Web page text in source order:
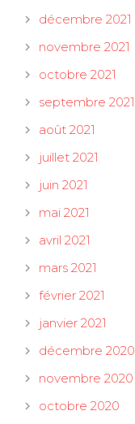
décembre 2021
novembre 2021
octobre 2021
septembre 2021
août 2021
juillet 2021
juin 2021
mai 2021
avril 2021
mars 2021
février 2021
janvier 2021
décembre 2020
novembre 2020
octobre 2020